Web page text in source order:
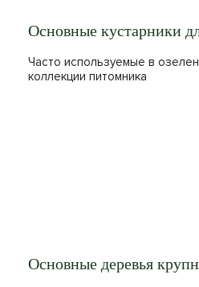
Основные кустарники
Часто используемые в
коллекции питомника
Основные деревья